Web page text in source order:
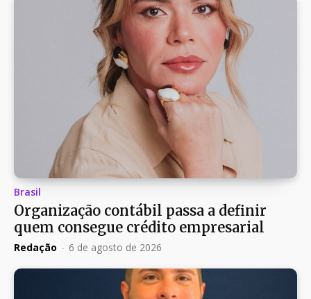
Brasil
Organização contábil passa a definir
quem consegue crédito empresarial
Redação - 6 de agosto de 2026